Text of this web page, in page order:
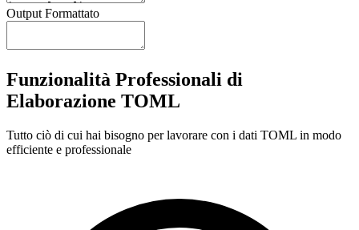
Output Formattato
Funzionalità Professionali di
Elaborazione TOML
Tutto ciò di cui hai bisogno per lavorare con i dati TOML in modo
efficiente e professionale